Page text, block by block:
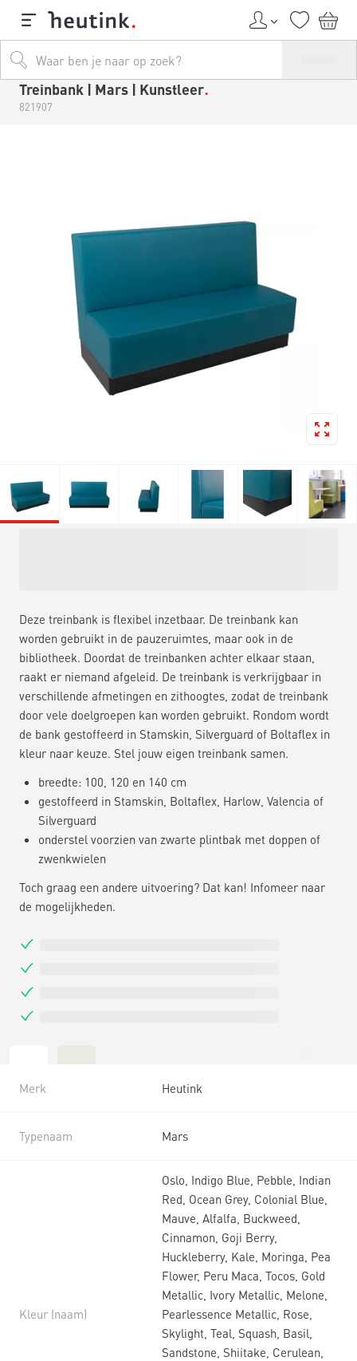
Treinbank | Mars | Kunstleer
821907
Deze treinbank is flexibel inzetbaar. De treinbank kan
worden gebruikt in de pauzeruimtes, maar ook in de
bibliotheek. Doordat de treinbanken achter elkaar staan,
raakt er niemand afgeleid. De treinbank is verkrijgbaar in
verschillende afmetingen en zithoogtes, zodat de treinbank
door vele doelgroepen kan worden gebruikt. Rondom wordt
de bank gestoffeerd in Stamskin, Silverguard of Boltaflex in
kleur naar keuze. Stel jouw eigen treinbank samen.
breedte: 100, 120 en 140 cm
gestoffeerd in Stamskin, Boltaflex, Harlow, Valencia of
Silverguard
onderstel voorzien van zwarte plintbak met doppen of
zwenkwielen
Toch graag een andere uitvoering? Dat kan! Infomeer naar
de mogelijkheden.
Merk Heutink
Typenaam Mars
Kleur (naam)
Oslo, Indigo Blue, Pebble, Indian
Red, Ocean Grey, Colonial Blue,
Mauve, Alfalfa, Buckweed,
Cinnamon, Goji Berry,
Huckleberry, Kale, Moringa, Pea
Flower, Peru Maca, Tocos, Gold
Metallic, Ivory Metallic, Melone,
Pearlessence Metallic, Rose,
Skylight, Teal, Squash, Basil,
Sandstone, Shiitake, Cerulean,